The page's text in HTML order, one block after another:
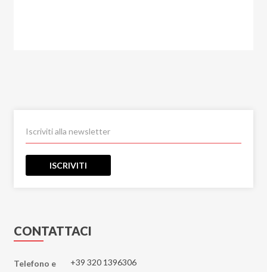
ISCRIVITI
CONTATTACI
Telefono e
+39 320 1396306